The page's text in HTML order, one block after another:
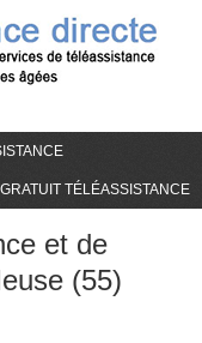
TÉLÉASSISTANCE
et de
(55)